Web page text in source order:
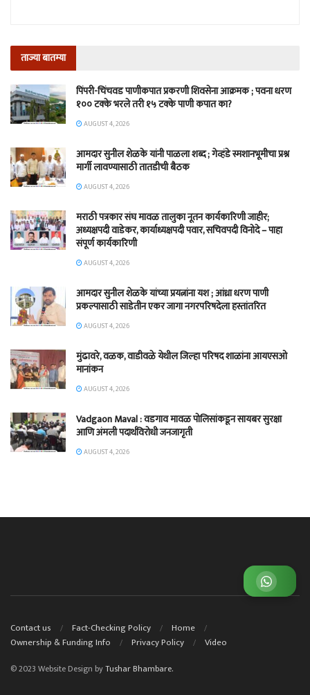
व्हाट्सअप ग्रुप जॉईन करा
ताज्या बातम्या
पिंपरी-चिंचवड पाणीकपात प्रकरणी शिवसेना आक्रमक ; पवना धरण
१०० टक्के भरले तरी १५ टक्के पाणी कपात का?
AUGUST 4, 2026
आमदार सुनील शेळके यांनी पाळला शब्द ; गेव्हंडे स्मशानभूमीचा प्रश्न
मार्गी लावण्यासाठी तातडीची बैठक
AUGUST 4, 2026
मराठी पत्रकार संघ मावळ तालुका नूतन कार्यकारिणी जाहीर;
अध्यक्षपदी वाडेकर, कार्याध्यक्षपदी पवार, सचिवपदी विनोदे – पाहा
संपूर्ण कार्यकारिणी
AUGUST 4, 2026
आमदार सुनील शेळके यांच्या प्रयत्नांना यश ; आंध्रा धरण पाणी
प्रकल्पासाठी साडेतीन एकर जागा नगरपरिषदेला हस्तांतरित
AUGUST 4, 2026
मुंढावरे, वळक, वाडीवळे येथील जिल्हा परिषद शाळांना आयएसओ
मानांकन
AUGUST 4, 2026
Vadgaon Maval : वडगाव मावळ पोलिसांकडून सायबर सुरक्षा
आणि अंमली पदार्थविरोधी जनजागृती
AUGUST 4, 2026
Contact us Fact-Checking Policy
Home
Ownership & Funding Info
Privacy Policy Video
© 2023 Website Design byTushar Bhambare.